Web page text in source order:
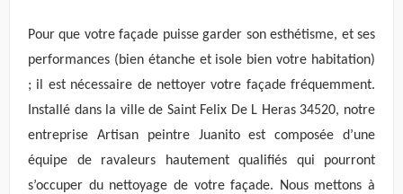
Pour que votre façade puisse garder son esthétisme, et ses
performances (bien étanche et isole bien votre habitation)
; il est nécessaire de nettoyer votre façade fréquemment.
Installé dans la ville de Saint Felix De L Heras 34520, notre
entreprise Artisan peintre Juanito est composée d’une
équipe de ravaleurs hautement qualifiés qui pourront
s’occuper du nettoyage de votre façade. Nous mettons à